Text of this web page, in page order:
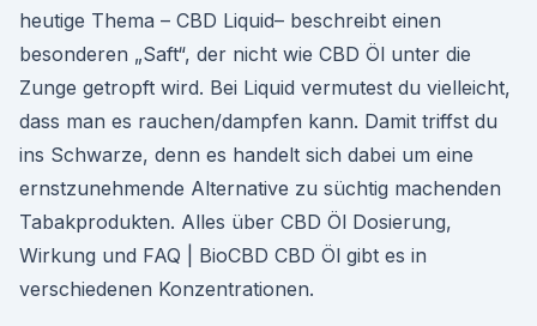
heutige Thema – CBD Liquid– beschreibt einen
besonderen „Saft“, der nicht wie CBD Öl unter die
Zunge getropft wird. Bei Liquid vermutest du vielleicht,
dass man es rauchen/dampfen kann. Damit triffst du
ins Schwarze, denn es handelt sich dabei um eine
ernstzunehmende Alternative zu süchtig machenden
Tabakprodukten. Alles über CBD Öl Dosierung,
Wirkung und FAQ | BioCBD CBD Öl gibt es in
verschiedenen Konzentrationen.